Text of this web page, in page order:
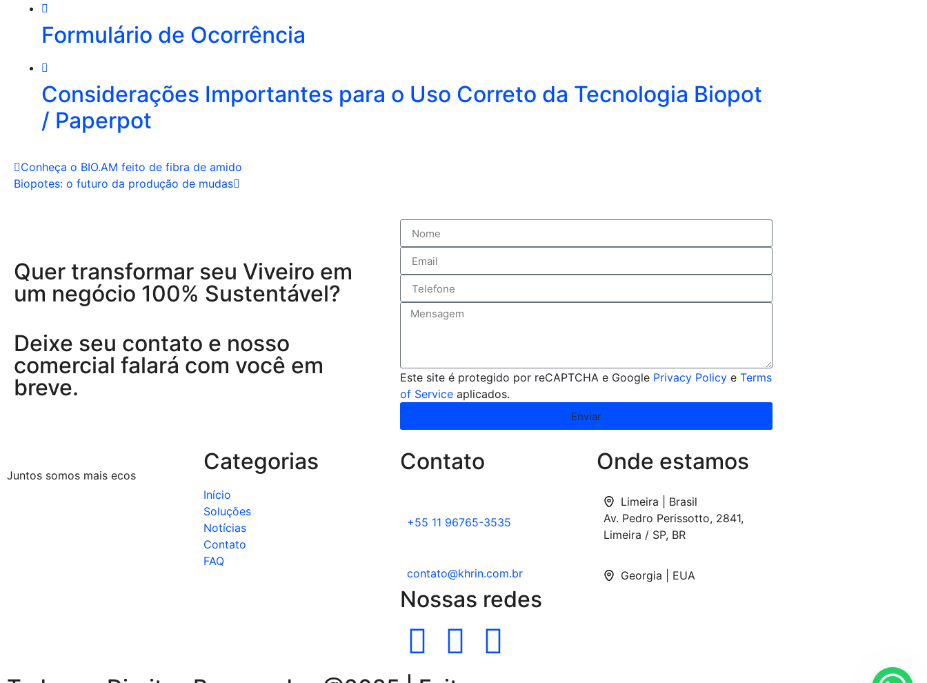
Formulário de Ocorrência
Considerações Importantes para o Uso Correto da Tecnologia Biopot
/ Paperpot
Conheça o BIO.AM feito de fibra de amido
Biopotes: o futuro da produção de mudas
Quer transformar seu Viveiro em
um negócio 100% Sustentável?
Deixe seu contato e nosso
comercial falará com você em
breve.
Este site é protegido por reCAPTCHA e Google Privacy Policy e Terms
of Service aplicados.
Enviar
Juntos somos mais ecos
Categorias
Início
Soluções
Notícias
Contato
FAQ
Contato
+55 11 96765-3535
contato@khrin.com.br
Nossas redes
Onde estamos
Limeira | Brasil
Av. Pedro Perissotto, 2841,
Limeira / SP, BR
Georgia | EUA